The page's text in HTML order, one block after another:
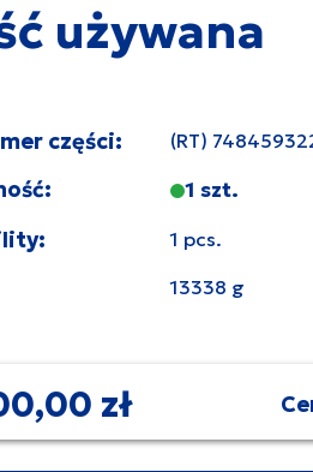
używana
części: (RT)
1 szt.
1 pcs.
13338 g
zł